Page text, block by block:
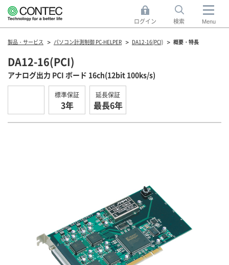
ログイン 検索 Menu
製品・サービス パソコン計測制御 PC-HELPER DA12-16(PCI) 概要・特長
DA12-16(PCI)
アナログ出力 PCI ボード 16ch(12bit 100ks/s)
標準保証
3年
延長保証
最長6年